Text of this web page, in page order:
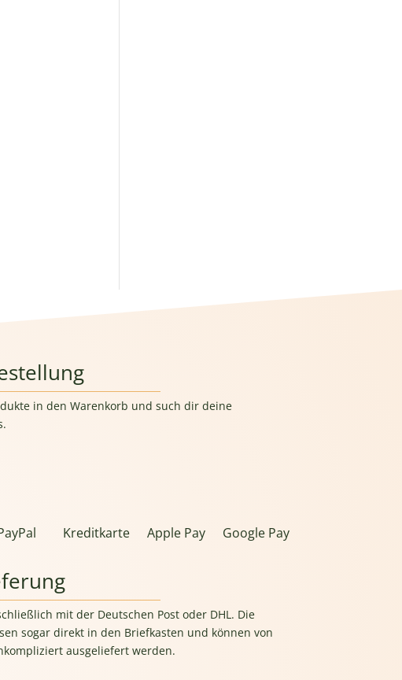
in den Warenkorb und such dir deine
Kreditkarte Apple Pay Google Pay
mit der Deutschen Post oder DHL. Die
sogar direkt in den Briefkasten und können von
ausgeliefert werden.